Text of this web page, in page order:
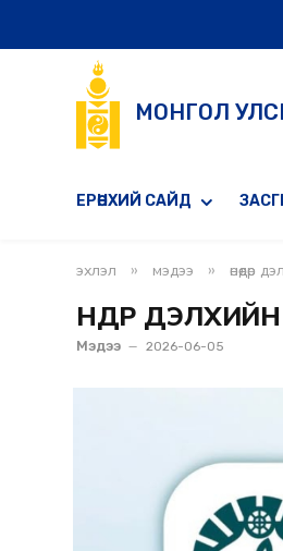
МОНГОЛ
ЕРӨНХИЙ САЙД
эхлэл » мэдээ » өнөөдөр
ӨНӨӨДӨР
Мэдээ 2026-06-05